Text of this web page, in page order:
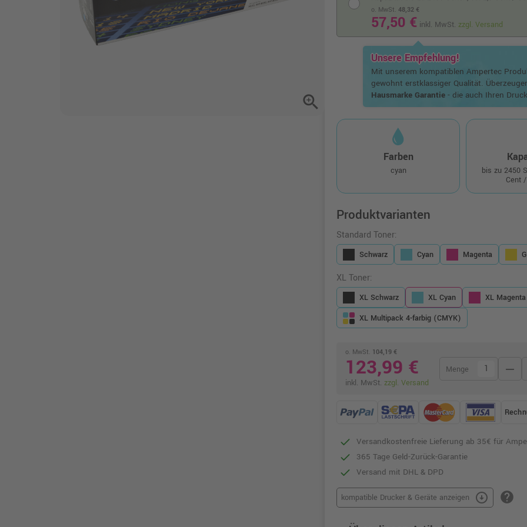
zoom_in
o. MwSt. 48,32 €
57,50 € inkl. MwSt. zzgl. Versand
Unsere Empfehlung!
Mit unserem kompatiblen Ampertec
gewohnt erstklassiger Qualität.
Hausmarke Garantie - die auch Ihren
Farben
cyan bis zu 2450
Cent
Produktvarianten
Standard Toner:
Schwarz Cyan Magenta
XL Toner:
XL Schwarz XL Cyan XL Magenta
XL Multipack 4-farbig (CMYK)
o. MwSt. 104,19 €
123,99 €
inkl. MwSt. zzgl. Versand
Menge remove
Versandkostenfreie Lieferung ab 35€ für
365 Tage Geld-Zurück-Garantie
Versand mit DHL & DPD
kompatible Drucker & Geräte anzeigen arrow_circle_down help